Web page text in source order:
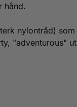
hånd.
nylontråd)
"adventurous"